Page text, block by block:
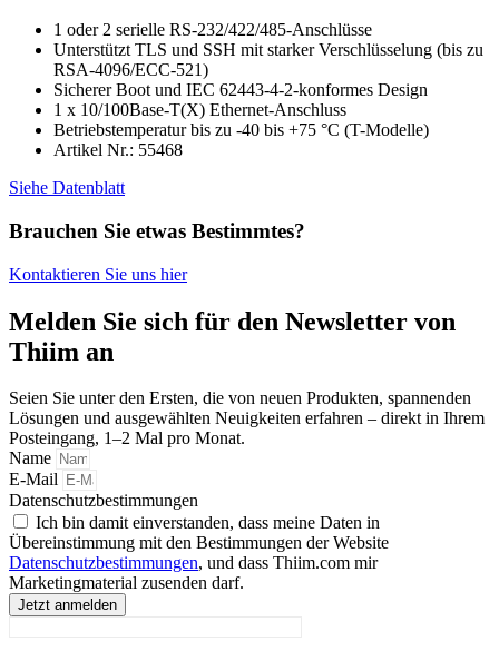
1 oder 2 serielle RS-232/422/485-Anschlüsse
Unterstützt TLS und SSH mit starker Verschlüsselung (bis zu
RSA-4096/ECC-521)
Sicherer Boot und IEC 62443-4-2-konformes Design
1 x 10/100Base-T(X) Ethernet-Anschluss
Betriebstemperatur bis zu -40 bis +75 °C (T-Modelle)
Artikel Nr.: 55468
Siehe Datenblatt
Brauchen Sie etwas Bestimmtes?
Kontaktieren Sie uns hier
Melden Sie sich für den Newsletter von
Thiim an
Seien Sie unter den Ersten, die von neuen Produkten, spannenden
Lösungen und ausgewählten Neuigkeiten erfahren – direkt in Ihrem
Posteingang, 1–2 Mal pro Monat.
Name
E-Mail
Datenschutzbestimmungen
Ich bin damit einverstanden, dass meine Daten in
Übereinstimmung mit den Bestimmungen der Website
Datenschutzbestimmungen, und dass Thiim.com mir
Marketingmaterial zusenden darf.
Jetzt anmelden